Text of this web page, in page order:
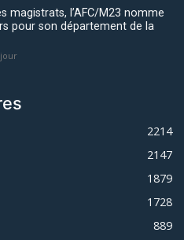
magistrats, l’AFC/M23 nomme
pour son département de la
2214
2147
1879
1728
889